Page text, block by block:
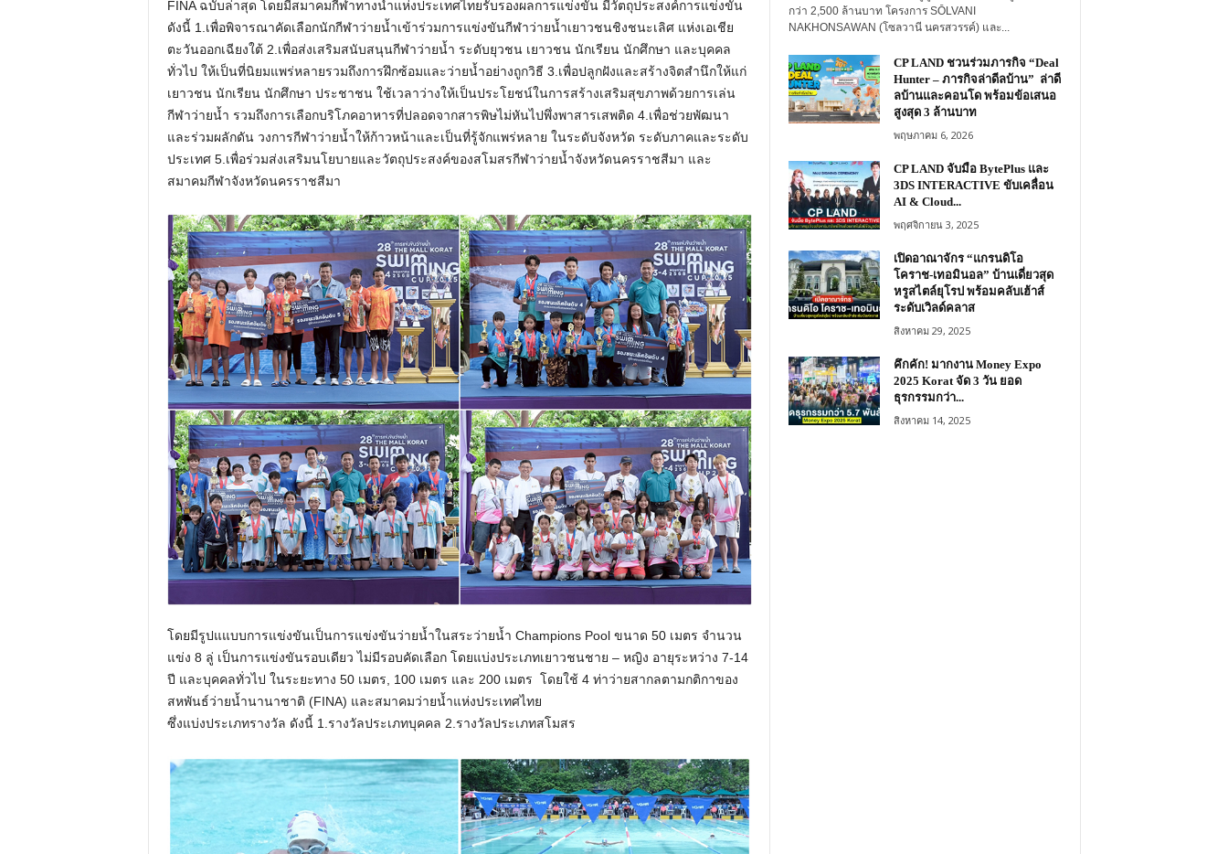
FINA ฉบับล่าสุด โดยมีสมาคมกีฬาทางน้ำแห่งประเทศไทยรับรองผลการแข่งขัน มีวัตถุประสงค์การแข่งขัน
ดังนี้ 1.เพื่อพิจารณาคัดเลือกนักกีฬาว่ายน้ำเข้าร่วมการแข่งขันกีฬาว่ายน้ำเยาวชนชิงชนะเลิศ แห่งเอเชีย
ตะวันออกเฉียงใต้ 2.เพื่อส่งเสริมสนับสนุนกีฬาว่ายน้ำ ระดับยุวชน เยาวชน นักเรียน นักศึกษา และบุคคล
ทั่วไป ให้เป็นที่นิยมแพร่หลายรวมถึงการฝึกซ้อมและว่ายน้ำอย่างถูกวิธี 3.เพื่อปลูกฝังและสร้างจิตสำนึกให้แก่
เยาวชน นักเรียน นักศึกษา ประชาชน ใช้เวลาว่างให้เป็นประโยชน์ในการสร้างเสริมสุขภาพด้วยการเล่น
กีฬาว่ายน้ำ รวมถึงการเลือกบริโภคอาหารที่ปลอดจากสารพิษไม่หันไปพึ่งพาสารเสพติด 4.เพื่อช่วยพัฒนา
และร่วมผลักดัน วงการกีฬาว่ายน้ำให้ก้าวหน้าและเป็นที่รู้จักแพร่หลาย ในระดับจังหวัด ระดับภาคและระดับ
ประเทศ 5.เพื่อร่วมส่งเสริมนโยบายและวัตถุประสงค์ของสโมสรกีฬาว่ายน้ำจังหวัดนครราชสีมา และ
สมาคมกีฬาจังหวัดนครราชสีมา
โดยมีรูปแแบบการแข่งขันเป็นการแข่งขันว่ายน้ำในสระว่ายน้ำ Champions Pool ขนาด 50 เมตร จำนวน
แข่ง 8 ลู่ เป็นการแข่งขันรอบเดียว ไม่มีรอบคัดเลือก โดยแบ่งประเภทเยาวชนชาย – หญิง อายุระหว่าง 7-14
ปี และบุคคลทั่วไป ในระยะทาง 50 เมตร, 100 เมตร และ 200 เมตร โดยใช้ 4 ท่าว่ายสากลตามกติกาของ
สหพันธ์ว่ายน้ำนานาชาติ (FINA) และสมาคมว่ายน้ำแห่งประเทศไทย
ซึ่งแบ่งประเภทรางวัล ดังนี้ 1.รางวัลประเภทบุคคล 2.รางวัลประเภทสโมสร
กว่า 2,500 ล้านบาท โครงการ SŌLVANI
NAKHONSAWAN (โซลวานี นครสวรรค์) และ...
CP LAND ชวนร่วมภารกิจ “Deal
Hunter – ภารกิจล่าดีลบ้าน” ล่าดี
ลบ้านและคอนโด พร้อมข้อเสนอ
สูงสุด 3 ล้านบาท
พฤษภาคม 6, 2026
CP LAND จับมือ BytePlus และ
3DS INTERACTIVE ขับเคลื่อน
AI & Cloud...
พฤศจิกายน 3, 2025
เปิดอาณาจักร “แกรนดิโอ
โคราช-เทอมินอล” บ้านเดี่ยวสุด
หรูสไตล์ยุโรป พร้อมคลับเฮ้าส์
ระดับเวิลด์คลาส
สิงหาคม 29, 2025
คึกคัก! มากงาน Money Expo
2025 Korat จัด 3 วัน ยอด
ธุรกรรมกว่า...
สิงหาคม 14, 2025